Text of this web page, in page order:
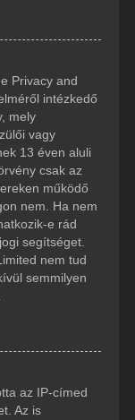
Privacy and
intézkedő
mely
vagy
13 éven aluli
csak az
működő
nem. Ha nem
e rád
segítséget.
nem tud
semmilyen
az IP-címed
Az is